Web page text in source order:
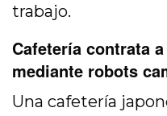
trabajo.
Cafetería contrata
mediante robots
Una cafetería